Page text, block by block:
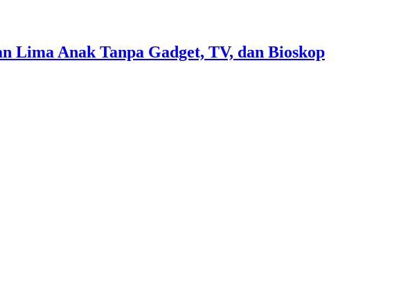
Lima Anak Tanpa Gadget, TV, dan Bioskop